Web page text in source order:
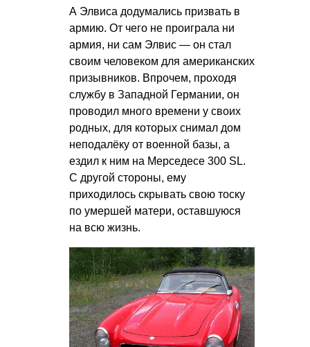
А Элвиса додумались призвать в
армию. От чего не проиграла ни
армия, ни сам Элвис — он стал
своим человеком для американских
призывников. Впрочем, проходя
службу в Западной Германии, он
проводил много времени у своих
родных, для которых снимал дом
неподалёку от военной базы, а
ездил к ним на Мерседесе 300 SL.
С другой стороны, ему
приходилось скрывать свою тоску
по умершей матери, оставшуюся
на всю жизнь.